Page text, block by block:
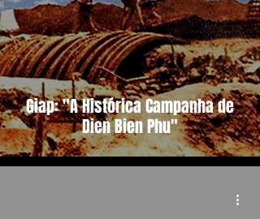
Giap: "A Histórica Campanha de
Dien Bien Phu"